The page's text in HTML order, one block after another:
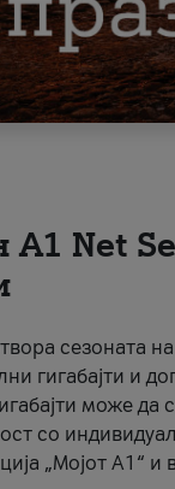
A1 Net
сезоната
гигабајти и
може да
со
„Мојот А1“